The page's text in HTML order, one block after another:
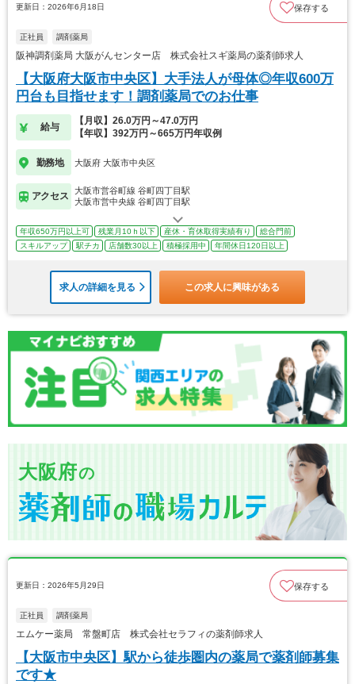
更新日：2026年6月18日 保存する
正社員 調剤薬局
阪神調剤薬局 大阪がんセンター店 株式会社スギ薬局の薬剤師求人
【大阪府大阪市中央区】大手法人が母体◎年収600万
円台も目指せます！調剤薬局でのお仕事
給与
【月収】26.0万円～47.0万円
【年収】392万円～665万円年収例
勤務地 大阪府 大阪市中央区
アクセス
大阪市営谷町線 谷町四丁目駅
大阪市営中央線 谷町四丁目駅
年収650万円以上可 残業月10ｈ以下 産休・育休取得実績有り
総合門前
スキルアップ
駅チカ 店舗数30以上 積極採用中 年間休日120日以上
求人の詳細を見る この求人に興味がある
大阪府の
更新日：2026年5月29日 保存する
正社員 調剤薬局
エムケー薬局 常盤町店 株式会社セラフィの薬剤師求人
【大阪市中央区】駅から徒歩圏内の薬局で薬剤師募集
です★